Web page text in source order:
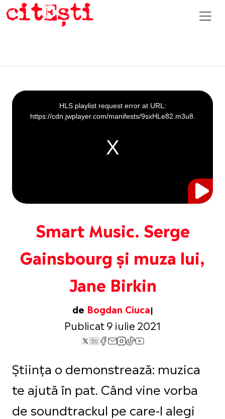
Smart Music. Serge
Gainsbourg și muza lui,
Jane Birkin
de Bogdan Ciuca
Publicat 9 iulie 2021
This
is
a
HLS playlist request error at URL:
https://cdn.jwplayer.com/manifests/9sxHLe82.m3u8.
Știința o demonstrează: muzica
te ajută în pat. Când vine vorba
de soundtrackul pe care-l alegi